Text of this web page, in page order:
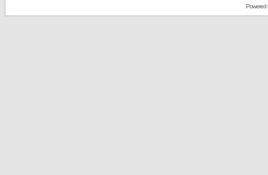
Powered